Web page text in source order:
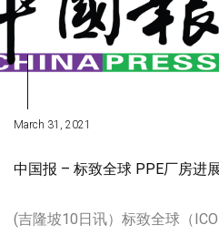
March 31, 2021
中国报 – 标致全球 PPE厂房进
(吉隆坡10日讯）标致全球（